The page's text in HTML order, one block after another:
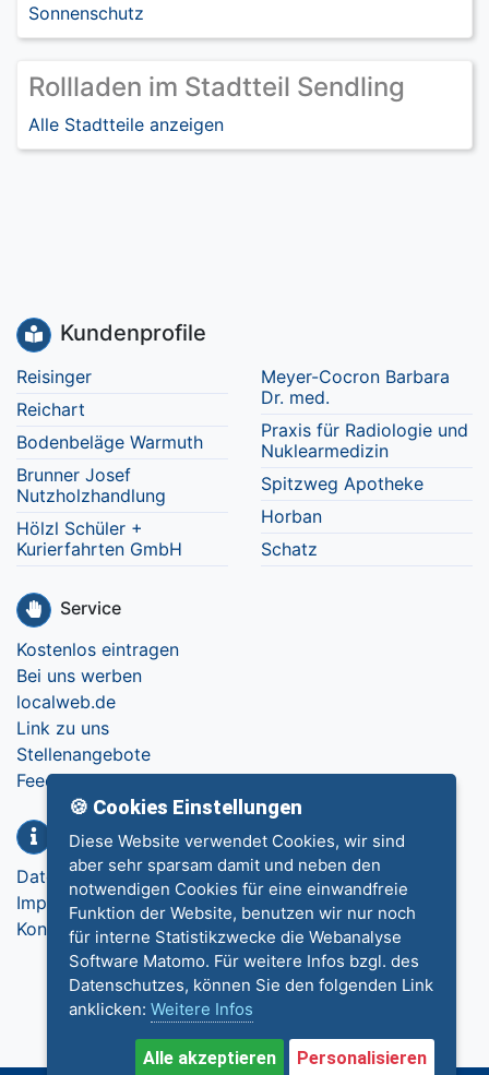
Sonnenschutz
Rollladen im Stadtteil Sendling
Alle Stadtteile anzeigen
Kundenprofile
Reisinger
Reichart
Bodenbeläge Warmuth
Brunner Josef
Nutzholzhandlung
Hölzl Schüler +
Kurierfahrten GmbH
Meyer-Cocron Barbara
Dr. med.
Praxis für Radiologie und
Nuklearmedizin
Spitzweg Apotheke
Horban
Schatz
Service
Kostenlos eintragen
Bei uns werben
localweb.de
Link zu uns
Stellenangebote
Feedback
Info
Datenschutz
Impressum
Kontakt
🍪 Cookies Einstellungen
Diese Website verwendet Cookies, wir sind
aber sehr sparsam damit und neben den
notwendigen Cookies für eine einwandfreie
Funktion der Website, benutzen wir nur noch
für interne Statistikzwecke die Webanalyse
Software Matomo. Für weitere Infos bzgl. des
Datenschutzes, können Sie den folgenden Link
anklicken: Weitere Infos
Alle akzeptieren Personalisieren